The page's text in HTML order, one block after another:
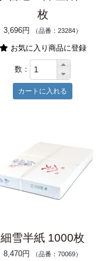
枚
3,696円 （品番：23284）
お気に入り商品に登録
数：
細雪半紙 1000枚
8,470円 （品番：70069）